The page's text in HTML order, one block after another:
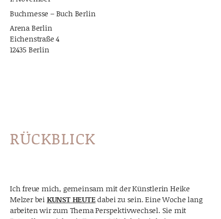
Buchmesse – Buch Berlin
Arena Berlin
Eichenstraße 4
12435 Berlin
RÜCKBLICK
Ich freue mich, gemeinsam mit der Künstlerin Heike
Melzer beiKUNSTHEUTEdabei zu sein. Eine Woche lang
arbeiten wir zum Thema Perspektivwechsel. Sie mit